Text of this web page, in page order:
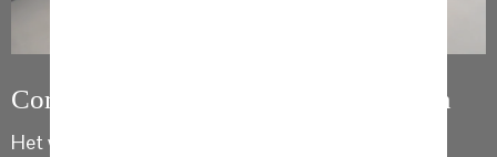
Composiet werkblad en Quooker kraan
Het werkblad is van composiet in een